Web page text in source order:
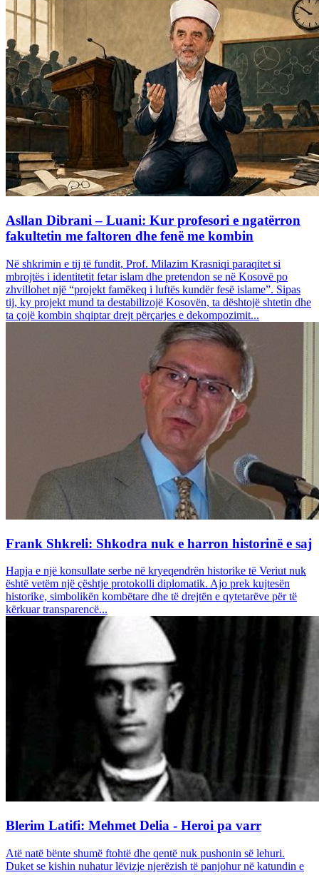
Asllan Dibrani – Luani: Kur profesori e ngatërron
fakultetin me faltoren dhe fenë me kombin
Në shkrimin e tij të fundit, Prof. Milazim Krasniqi paraqitet si
mbrojtës i identitetit fetar islam dhe pretendon se në Kosovë po
zhvillohet një “projekt famëkeq i luftës kundër fesë islame”. Sipas
tij, ky projekt mund ta destabilizojë Kosovën, ta dështojë shtetin dhe
ta çojë kombin shqiptar drejt përçarjes e dekompozimit...
Frank Shkreli: Shkodra nuk e harron historinë e saj
Hapja e një konsullate serbe në kryeqendrën historike të Veriut nuk
është vetëm një çështje protokolli diplomatik. Ajo prek kujtesën
historike, simbolikën kombëtare dhe të drejtën e qytetarëve për të
kërkuar transparencë...
Blerim Latifi: Mehmet Delia - Heroi pa varr
Atë natë bënte shumë ftohtë dhe qentë nuk pushonin së lehuri.
Duket se kishin nuhatur lëvizje njerëzish të panjohur në katundin e